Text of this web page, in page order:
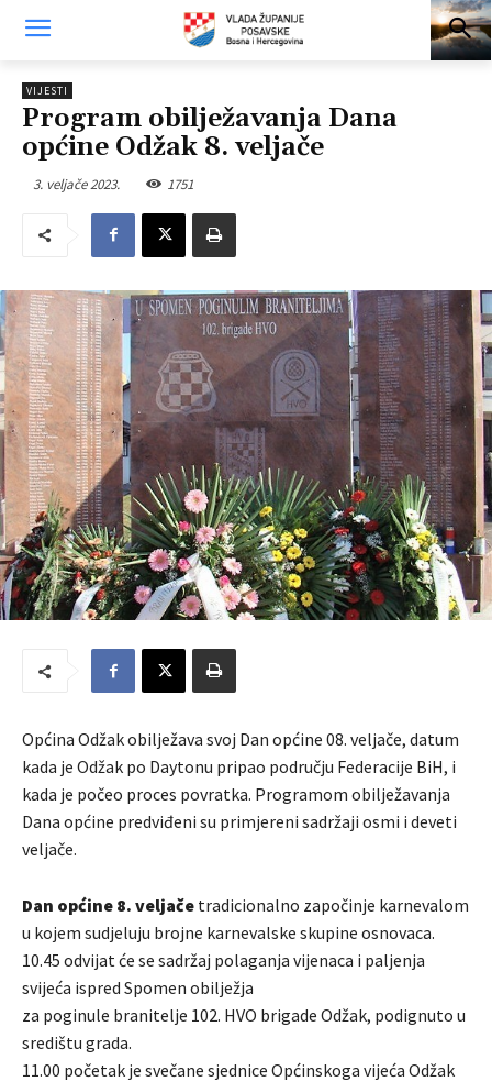
VIJESTI
Program obilježavanja Dana
općine Odžak 8. veljače
3. veljače 2023. 1751
Općina Odžak obilježava svoj Dan općine 08. veljače, datum
kada je Odžak po Daytonu pripao području Federacije BiH, i
kada je počeo proces povratka. Programom obilježavanja
Dana općine predviđeni su primjereni sadržaji osmi i deveti
veljače.
Dan općine 8. veljače tradicionalno započinje karnevalom
u kojem sudjeluju brojne karnevalske skupine osnovaca.
10.45 odvijat će se sadržaj polaganja vijenaca i paljenja
svijeća ispred Spomen obilježja
za poginule branitelje 102. HVO brigade Odžak, podignuto u
središtu grada.
11.00 početak je svečane sjednice Općinskoga vijeća Odžak